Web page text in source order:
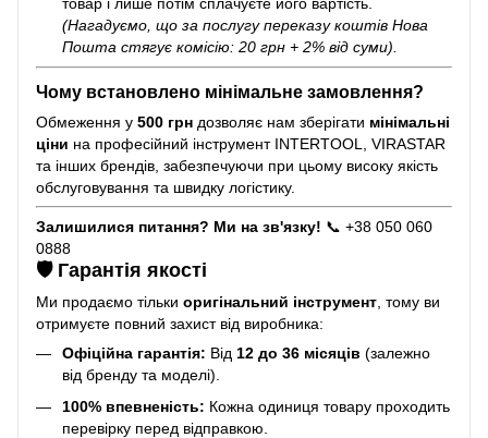
(Нагадуємо, що за послугу переказу коштів Нова
Пошта стягує комісію: 20 грн + 2% від суми).
Чому встановлено мінімальне замовлення?
Обмеження у 500 грн дозволяє нам зберігати мінімальні
ціни на професійний інструмент INTERTOOL, VIRASTAR
та інших брендів, забезпечуючи при цьому високу якість
обслуговування та швидку логістику.
Залишилися питання? Ми на зв'язку! 📞 +38 050 060
0888
🛡️ Гарантія якості
Ми продаємо тільки оригінальний інструмент, тому ви
отримуєте повний захист від виробника:
Офіційна гарантія: Від 12 до 36 місяців (залежно
від бренду та моделі).
100% впевненість: Кожна одиниця товару проходить
перевірку перед відправкою.